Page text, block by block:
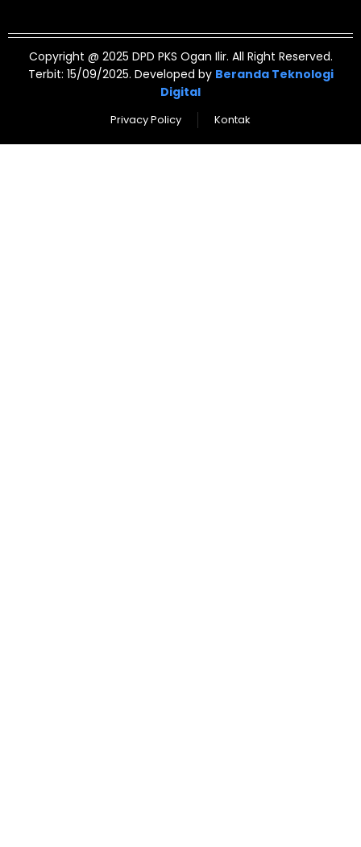
Copyright @ 2025 DPD PKS Ogan Ilir. All Right Reserved.
Terbit: 15/09/2025. Developed by Beranda Teknologi
Digital
Privacy Policy Kontak